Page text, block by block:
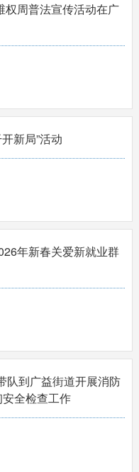
权周普法宣传活动在广
新局”活动
年新春关爱新就业群
队到广益街道开展消防
安全检查工作